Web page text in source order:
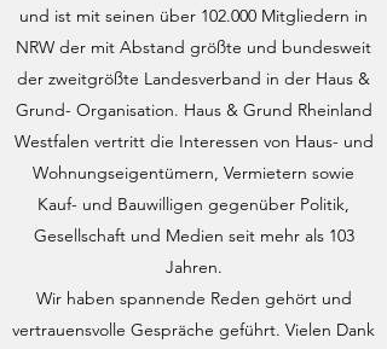
und ist mit seinen über 102.000 Mitgliedern in
NRW der mit Abstand größte und bundesweit
der zweitgrößte Landesverband in der Haus &
Grund- Organisation. Haus & Grund Rheinland
Westfalen vertritt die Interessen von Haus- und
Wohnungseigentümern, Vermietern sowie
Kauf- und Bauwilligen gegenüber Politik,
Gesellschaft und Medien seit mehr als 103
Jahren.
Wir haben spannende Reden gehört und
vertrauensvolle Gespräche geführt. Vielen Dank